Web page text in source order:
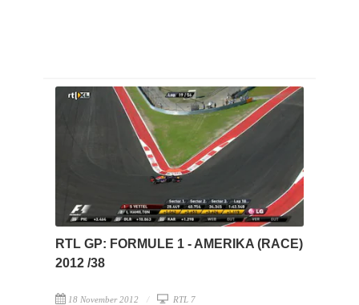
RTL GP: FORMULE 1 - AMERIKA (RACE)
2012 /38
18 November 2012 RTL 7